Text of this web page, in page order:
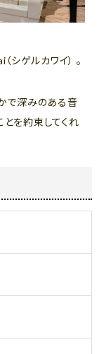
シゲルカワイ） 。
で深みのある音
を約束してくれ